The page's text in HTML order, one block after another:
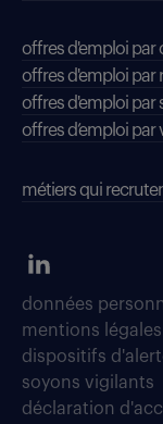
offres d'emploi par
offres d'emploi par
offres d'emploi par
offres d’emploi par
métiers qui
données
mentions légales
dispositifs
soyons vigilants
déclaration